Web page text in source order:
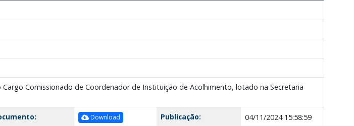
Cargo Comissionado de Coordenador de Instituição de Acolhimento, lotado na Secretaria
Download Publicação: 04/11/2024 15:58:59